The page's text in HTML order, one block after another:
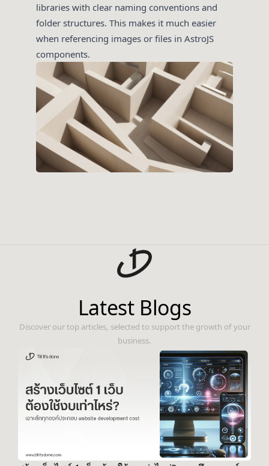
libraries with clear naming conventions and
folder structures. This makes it much easier
when referencing images or files in AstroJS
components.
Latest Blogs
Discover our top articles, selected to support the growth of your
business.